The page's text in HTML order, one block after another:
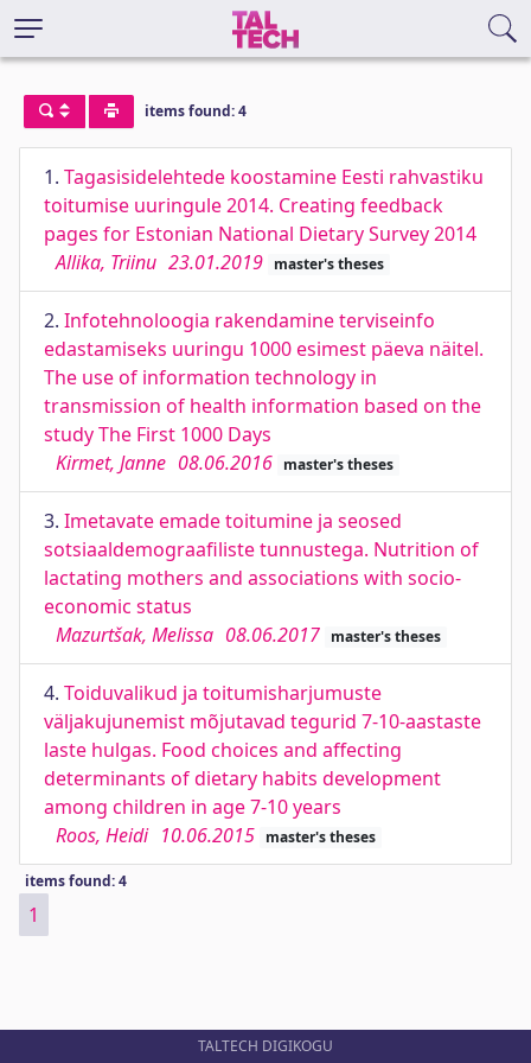
items found: 4
1. Tagasisidelehtede koostamine Eesti rahvastiku
toitumise uuringule 2014. Creating feedback
pages for Estonian National Dietary Survey 2014
Allika, Triinu 23.01.2019 master's theses
2. Infotehnoloogia rakendamine terviseinfo
edastamiseks uuringu 1000 esimest päeva näitel.
The use of information technology in
transmission of health information based on the
study The First 1000 Days
Kirmet, Janne 08.06.2016 master's theses
3. Imetavate emade toitumine ja seosed
sotsiaaldemograafiliste tunnustega. Nutrition of
lactating mothers and associations with socio-
economic status
Mazurtšak, Melissa 08.06.2017 master's theses
4. Toiduvalikud ja toitumisharjumuste
väljakujunemist mõjutavad tegurid 7-10-aastaste
laste hulgas. Food choices and affecting
determinants of dietary habits development
among children in age 7-10 years
Roos, Heidi 10.06.2015 master's theses
items found: 4
1
TALTECH DIGIKOGU